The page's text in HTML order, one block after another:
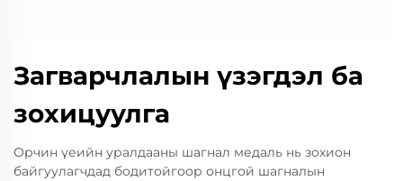
Загварчлалын үзэгдэл ба
зохицуулга
Орчин үеийн уралдааны шагнал медаль нь зохион
байгуулагчдад бодитойгоор онцгой шагналын